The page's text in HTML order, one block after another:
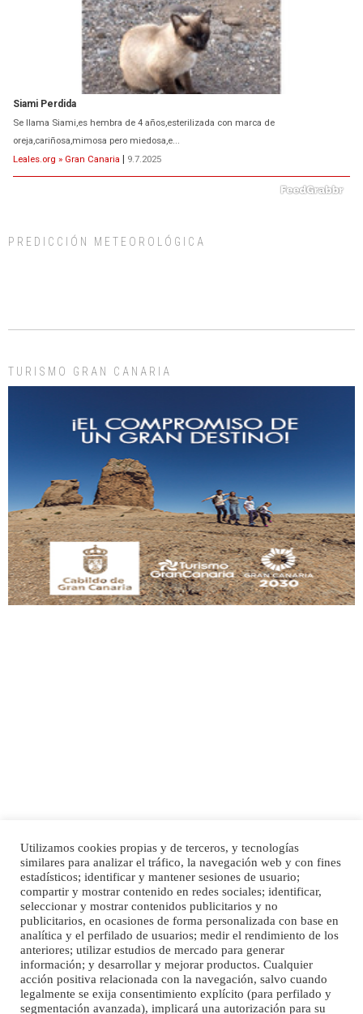
Siami Perdida
Se llama Siami,es hembra de 4 años,esterilizada con marca de
oreja,cariñosa,mimosa pero miedosa,e...
Leales.org » Gran Canaria
9.7.2025
días, ella incluida...
Gato manso encontrado
Este gato macho ha aparecido en la calle hace menos de un mes, es muy
manso y extremadamente cari...
Leales.org » Gran Canaria | 9.7.2025
SHIBA PERDIDO AVDA JOSE MESA Y LOPEZ
PERRO MACHO RAZA SHIBA CON MICROCHIP PERDIDO HOY 06/07/2025 ZONA
MESA Y LOPEZ. ES MUY ASUSTADIZO
Leales.org » Gran Canaria | 6.7.2025
PREDICCIÓN METEOROLÓGICA
TURISMO GRAN CANARIA
Inicio Publicidad
Política de privacidad
Aviso Legal
Cláusula de Cookies
Enlaces de interés
Utilizamos cookies propias y de terceros, y tecnologías
similares para analizar el tráfico, la navegación web y con fines
estadísticos; identificar y mantener sesiones de usuario;
compartir y mostrar contenido en redes sociales; identificar,
seleccionar y mostrar contenidos publicitarios y no
publicitarios, en ocasiones de forma personalizada con base en
analítica y el perfilado de usuarios; medir el rendimiento de los
anteriores; utilizar estudios de mercado para generar
información; y desarrollar y mejorar productos. Cualquier
acción positiva relacionada con la navegación, salvo cuando
legalmente se exija consentimiento explícito (para perfilado y
segmentación avanzada), implicará una autorización para su